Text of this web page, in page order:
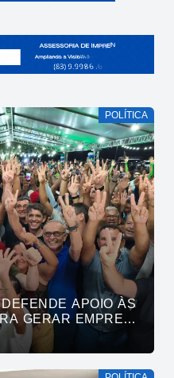
POLÍTICA
APOIO ÀS
GERAR EMPREGO